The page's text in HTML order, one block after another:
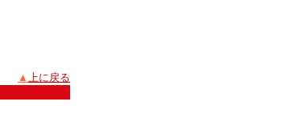
▲ 上に戻る